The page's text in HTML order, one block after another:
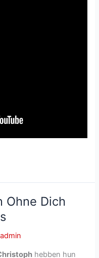
Ohne Dich
admin
hebben hun